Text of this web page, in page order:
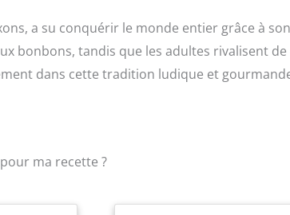
a su conquérir le monde entier grâce à
bonbons, tandis que les adultes rivalisent
dans cette tradition ludique et
ma recette ?